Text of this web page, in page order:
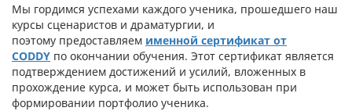
Мы гордимся успехами каждого ученика, прошедшего наш
курсы сценаристов и драматургии, и
поэтому предоставляем именной сертификат от
CODDY по окончании обучения. Этот сертификат является
подтверждением достижений и усилий, вложенных в
прохождение курса, и может быть использован при
формировании портфолио ученика.